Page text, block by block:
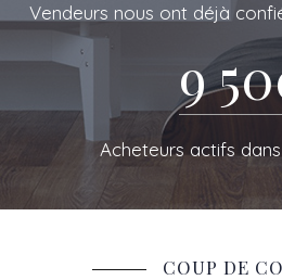
Vendeurs nous ont déjà
9
Acheteurs actifs
COUP DE